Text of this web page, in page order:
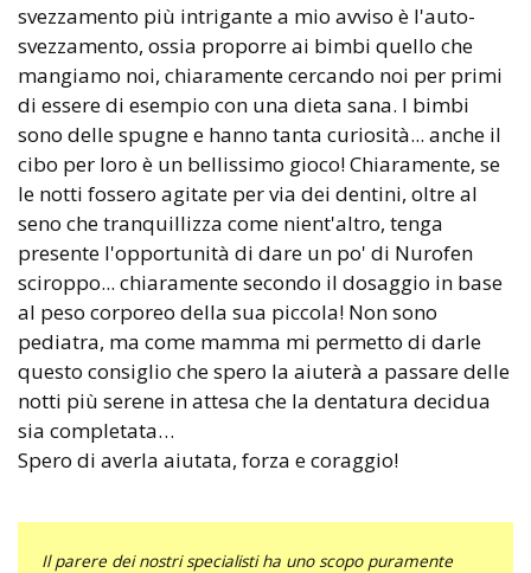
svezzamento più intrigante a mio avviso è l'auto-
svezzamento, ossia proporre ai bimbi quello che
mangiamo noi, chiaramente cercando noi per primi
di essere di esempio con una dieta sana. I bimbi
sono delle spugne e hanno tanta curiosità... anche il
cibo per loro è un bellissimo gioco! Chiaramente, se
le notti fossero agitate per via dei dentini, oltre al
seno che tranquillizza come nient'altro, tenga
presente l'opportunità di dare un po' di Nurofen
sciroppo... chiaramente secondo il dosaggio in base
al peso corporeo della sua piccola! Non sono
pediatra, ma come mamma mi permetto di darle
questo consiglio che spero la aiuterà a passare delle
notti più serene in attesa che la dentatura decidua
sia completata…
Spero di averla aiutata, forza e coraggio!
Il parere dei nostri specialisti ha uno scopo puramente